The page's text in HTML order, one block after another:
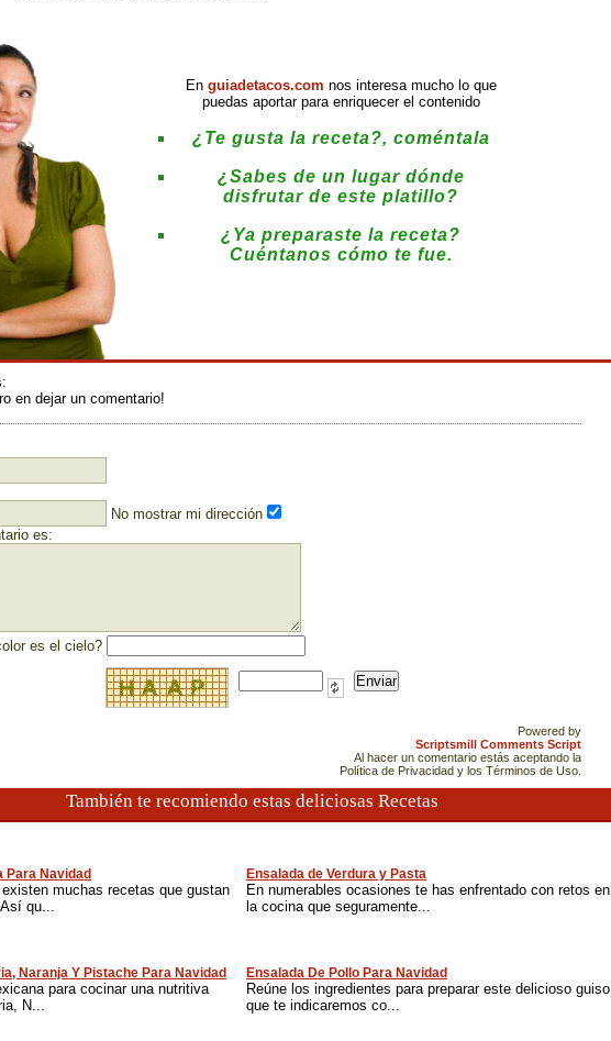
En guiadetacos.com nos interesa mucho lo que
puedas aportar para enriquecer el contenido
¿Te gusta la receta?, coméntala
¿Sabes de un lugar dónde
disfrutar de este platillo?
¿Ya preparaste la receta?
Cuéntanos cómo te fue.
en dejar un comentario!
No mostrar mi dirección
es:
es el cielo?
Powered by
Scriptsmill Comments Script
Al hacer un comentario estás aceptando la
Política de Privacidad y los Términos de Uso.
También te recomiendo estas deliciosas Recetas
Para Navidad
muchas recetas que gustan
qu...
Ensalada de Verdura y Pasta
En numerables ocasiones te has enfrentado con retos en
la cocina que seguramente...
Naranja Y Pistache Para Navidad
para cocinar una nutritiva
N...
Ensalada De Pollo Para Navidad
Reúne los ingredientes para preparar este delicioso guiso
que te indicaremos co...